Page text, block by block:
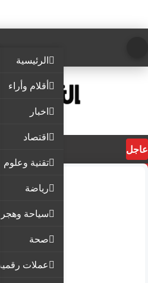
الرئيسية
أقلام وأراء
اخبار
اقتصاد
تقنية وعلوم
رياضة
سياحة وهجرة
صحة
عملات رقمية
عاجل